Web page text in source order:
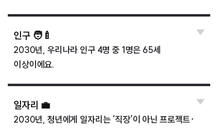
인구 🧑‍🍼
2030년, 우리나라 인구 4명 중 1명은 65세
이상이에요.
일자리 💼
2030년, 청년에게 일자리는 ‘직장’이 아닌 프로젝트·